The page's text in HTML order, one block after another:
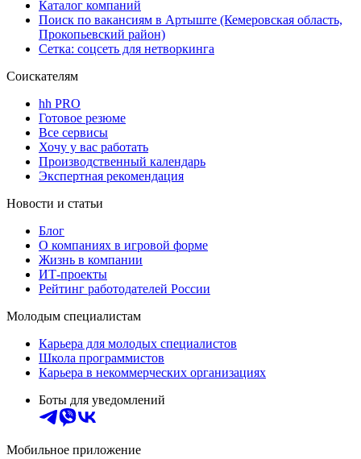
Каталог компаний
Поиск по вакансиям в Артыште (Кемеровская область,
Прокопьевский район)
Сетка: соцсеть для нетворкинга
Соискателям
hh PRO
Готовое резюме
Все сервисы
Хочу у вас работать
Производственный календарь
Экспертная рекомендация
Новости и статьи
Блог
О компаниях в игровой форме
Жизнь в компании
ИТ-проекты
Рейтинг работодателей России
Молодым специалистам
Карьера для молодых специалистов
Школа программистов
Карьера в некоммерческих организациях
Боты для уведомлений
Мобильное приложение